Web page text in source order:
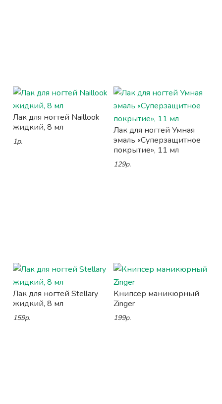
Лак для ногтей Naillook
жидкий, 8 мл
1р.
Лак для ногтей Умная
эмаль «Суперзащитное
покрытие», 11 мл
129р.
Лак для ногтей Stellary
жидкий, 8 мл
159р.
Книпсер маникюрный
Zinger
199р.